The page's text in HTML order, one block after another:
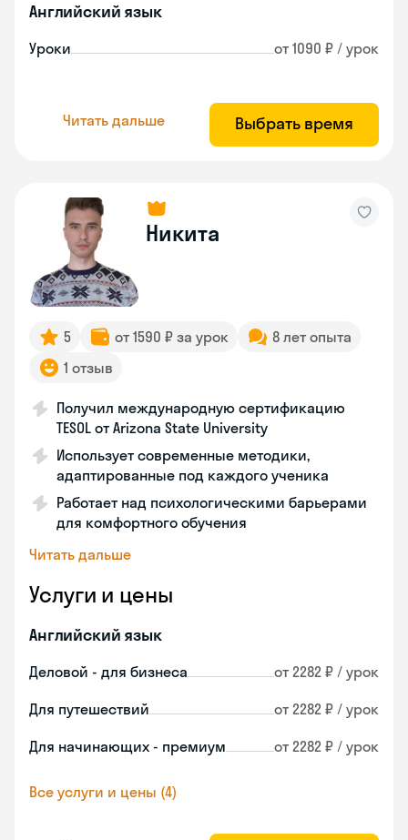
Английский язык
Уроки от 1090 ₽ / урок
Читать дальше Выбрать время
Никита
5 от 1590 ₽ за урок
8 лет опыта
1 отзыв
Получил международную сертификацию
TESOL от Arizona State University
Использует современные методики,
адаптированные под каждого ученика
Работает над психологическими барьерами
для комфортного обучения
Читать дальше
Услуги и цены
Английский язык
Деловой - для бизнеса от 2282 ₽ / урок
Для путешествий от 2282 ₽ / урок
Для начинающих - премиум от 2282 ₽ / урок
Все услуги и цены (4)